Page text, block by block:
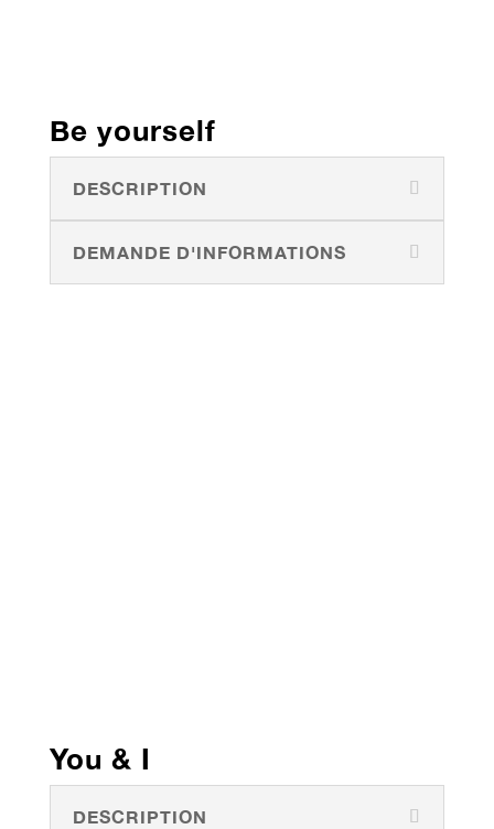
Be yourself
DESCRIPTION
DEMANDE D'INFORMATIONS
You & I
DESCRIPTION